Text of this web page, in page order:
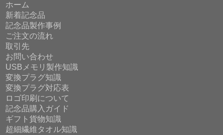
ホーム
新着記念品
記念品製作事例
ご注文の流れ
取引先
お問い合わせ
USBメモリ製作知識
変換プラグ知識
変換プラグ対応表
ロゴ印刷について
記念品購入ガイド
ギフト貨物知識
超細繊維タオル知識